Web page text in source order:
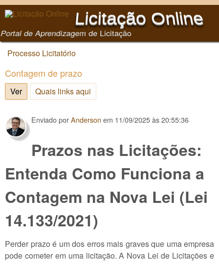
Pular para o conteúdo
principal
Licitação Online
Portal de Aprendizagem de Licitação
Você está aqui
Processo Licitatório
Contagem de prazo
Ver(aba ativa)
Quais links aqui
Enviado porAnderson em 11/09/2025 às 20:55:36
Prazos nas Licitações:
Entenda Como Funciona a
Contagem na Nova Lei (Lei
14.133/2021)
Perder prazo é um dos erros mais graves que uma empresa
pode cometer em uma licitação. A Nova Lei de Licitações e